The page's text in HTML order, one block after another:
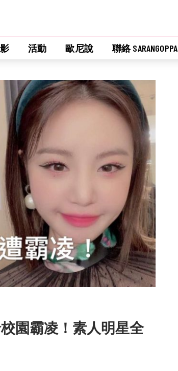
活動 歐尼說 聯絡 SARANGOPPA
校園霸凌！素人明星全